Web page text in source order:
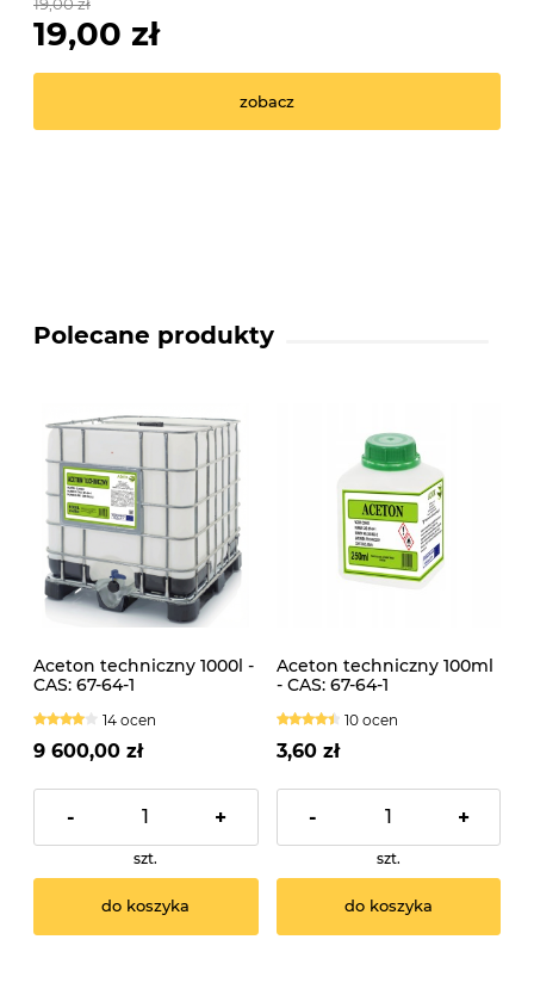
19,00 zł
zobacz
Polecane produkty
Aceton techniczny 1000l -
CAS: 67-64-1
14 ocen
9 600,00 zł
- +
szt.
do koszyka
Aceton techniczny 100ml
- CAS: 67-64-1
10 ocen
3,60 zł
- +
szt.
do koszyka